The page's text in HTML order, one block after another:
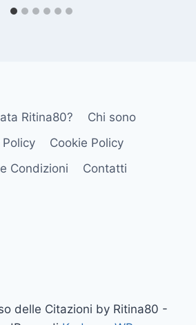
Ritina80?
Chi sono
Policy
Cookie Policy
Condizioni
Contatti
delle Citazioni by Ritina80 -